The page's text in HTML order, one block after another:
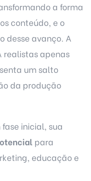
a forma
conteúdo, e o
desse avanço. A
realistas apenas
um salto
da produção
inicial, sua
para
educação e